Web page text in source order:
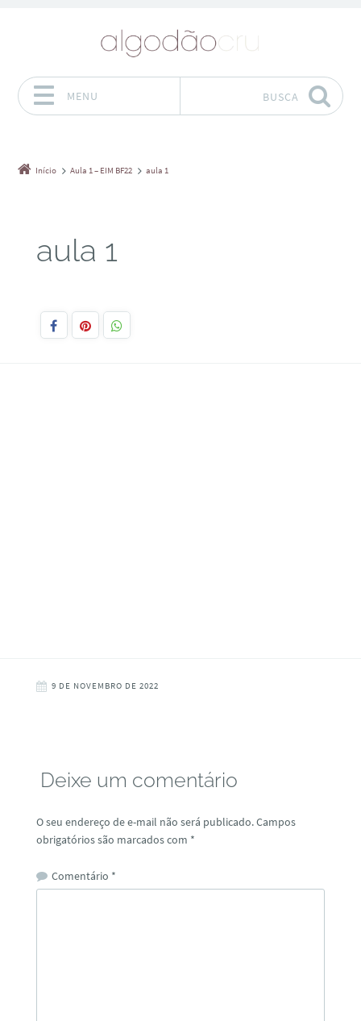
MENU BUSCA
Início Aula 1 – EIM BF22 aula 1
aula 1
9 DE NOVEMBRO DE 2022
Deixe um comentário
O seu endereço de e-mail não será publicado.Campos
obrigatórios são marcados com *
Comentário *